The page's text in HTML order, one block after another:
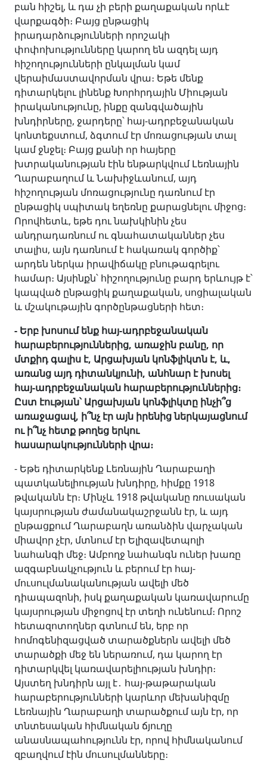
բան հիշել, և դա չի բերի քաղաքական որևէ
վարքագծի։ Բայց ընթացիկ
իրադարձությունների որոշակի
փոփոխությունները կարող են ազդել այդ
հիշողությունների ընկալման կամ
վերաիմաստավորման վրա։ Եթե մենք
դիտարկելու լինենք Խորհրդային Միության
իրականությունը, ինքը զանգվածային
խնդիրները, ջարդերը՝ հայ-ադրբեջանական
կոնտեքստում, ձգտում էր մոռացության տալ
կամ ջնջել։ Բայց քանի որ հայերը
խտրականության էին ենթարկվում Լեռնային
Ղարաբաղում և Նախիջևանում, այդ
հիշողության մոռացությունը դառնում էր
ընթացիկ սպիտակ եղեռնը քարացնելու միջոց։
Որովհետև, եթե դու նախկինին չես
անդրադառնում ու գնահատականներ չես
տալիս, այն դառնում է հակառակ գործիք՝
արդեն ներկա իրավիճակը բնութագրելու
համար։ Այսինքն՝ հիշողությունը բարդ երևույթ է՝
կապված ընթացիկ քաղաքական, սոցիալական
և մշակութային գործընթացների հետ։
- Երբ խոսում ենք հայ-ադրբեջանական
հարաբերություններից, առաջին բանը, որ
մտքիդ գալիս է, Արցախյան կոնֆլիկտն է, և,
առանց այդ դիտանկյունի, անհնար է խոսել
հայ-ադրբեջանական հարաբերություններից։
Ըստ էության՝ Արցախյան կոնֆլիկտը ինչի՞ց
առաջացավ, ի՞նչ էր այն իրենից ներկայացնում
ու ի՞նչ հետք թողեց երկու
հասարակությունների վրա։
- Եթե դիտարկենք Լեռնային Ղարաբաղի
պատկանելիության խնդիրը, հիմքը 1918
թվականն էր։ Մինչև 1918 թվականը ռուսական
կայսրության ժամանակաշրջանն էր, և այդ
ընթացքում Ղարաբաղն առանձին վարչական
միավոր չէր, մտնում էր Ելիզավետպոլի
նահանգի մեջ։ Ամբողջ նահանգն ուներ խառը
ազգաբնակչություն և բերում էր հայ-
մուսուլմանականության ավելի մեծ
դիապազոնի, իսկ քաղաքական կառավարումը
կայսրության միջոցով էր տեղի ունենում։ Որոշ
հետազոտողներ գտնում են, երբ որ
հոմոգենիզացված տարածքներն ավելի մեծ
տարածքի մեջ են ներառում, դա կարող էր
դիտարկվել կառավարելիության խնդիր։
Այստեղ խնդիրն այլ է․ հայ-թաթարական
հարաբերությունների կարևոր մեխանիզմը
Լեռնային Ղարաբաղի տարածքում այն էր, որ
տնտեսական հիմնական ճյուղը
անասնապահությունն էր, որով հիմնականում
զբաղվում էին մուսուլմանները։